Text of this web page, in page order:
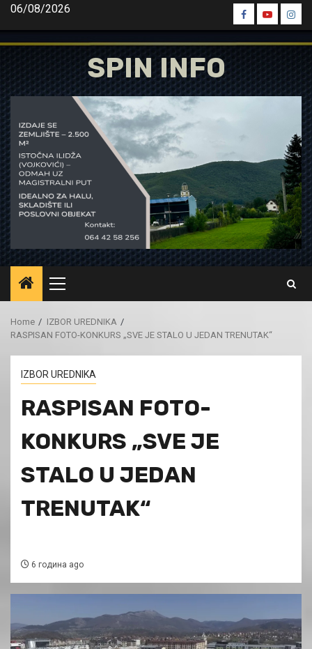
Skip
content
06/08/2026
Spin
Facebook
Spin
Youtube
Spin
SPIN INFO
Primary
Menu
Home
IZBOR UREDNIKA
RASPISAN FOTO-KONKURS „SVE JE STALO U JEDAN TRENUTAK“
IZBOR UREDNIKA
RASPISAN FOTO-
KONKURS „SVE JE
STALO U JEDAN
TRENUTAK“
6 година ago